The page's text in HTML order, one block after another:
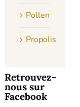
Pollen
Propolis
Retrouvez-
nous sur
Facebook